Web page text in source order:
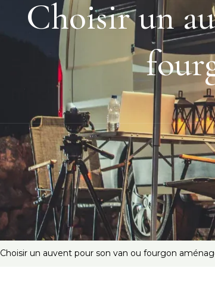
Choisir un
Choisir un auvent pour son van ou fourgon